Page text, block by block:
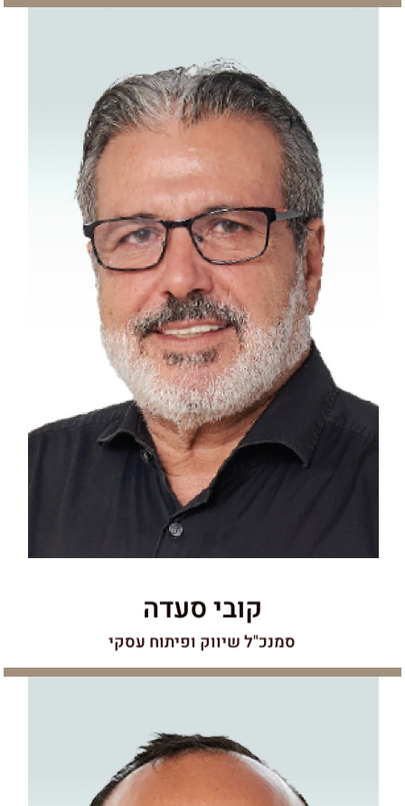
קובי סעדה
סמנכ"ל שיווק ופיתוח עסקי
קובי סעדה
עמי, מביא עימו 40 שנות ניסיון, הוא קבלן בניין במקצועו ומוביל כיום את
כל הפרויקטים של החברה ומלווה אותם יום-יום בשטח. לעמי ניסיון
בבנייה פרטית וציבורית, הכוללת מרכזים לוגיסטיים, מסחריים, בנייה רוויה
ובתים פרטיים הפרוסים בכל רחבי הארץ. העבודה בתל אביב של ימינו
דורשת חדות, מהירות והקפדה ולעמי יש בדיוק את התכונות האלו. גם
היום, עולם הבנייה מהווה עבורו חלום ילדות שמתגשם ומבחינתו כל
פרויקט מרגש כמו הראשון.